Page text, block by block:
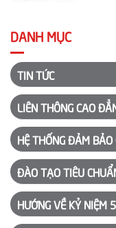
DANH MỤC
TIN TỨC
LIÊN THÔNG CAO
HỆ THỐNG ĐẢM BẢO
ĐÀO TẠO TIÊU
HƯỚNG VỀ KỶ NIỆM